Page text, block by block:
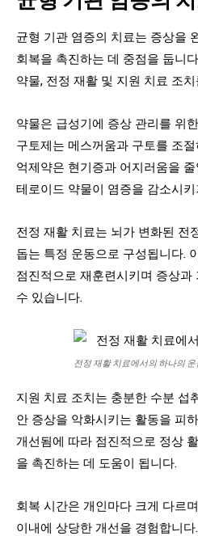
균형 기관 염증의 치료는 증상을
회복을 촉진하는 데 중점을 둡니
약물, 전정 재활 및 지원 치료 조
약물은 급성기에 증상 관리를 위
구토제는 메스꺼움과 구토를 조
억제약은 현기증과 어지러움을
테로이드 약물이 염증을 감소시
전정 재활 치료는 뇌가 변화된 전
돕는 특정 운동으로 구성됩니다.
점진적으로 재훈련시키며 증상
수 있습니다.
전정 재활 치료에서의 하나의 운
지원 치료 조치는 충분한 수분 섭
안 증상을 악화시키는 활동을 피
개선됨에 따라 점진적으로 정상
을 촉진하는 데 도움이 됩니다.
회복 시간은 개인마다 크게 다르
이내에 상당한 개선을 경험합니